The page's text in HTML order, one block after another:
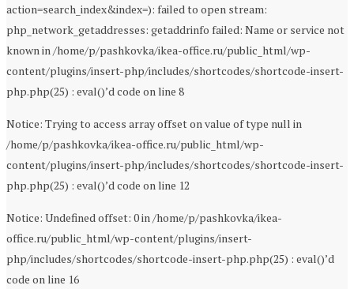
action=search_index&index=): failed to open stream:
php_network_getaddresses: getaddrinfo failed: Name or service not
known in /home/p/pashkovka/ikea-office.ru/public_html/wp-
content/plugins/insert-php/includes/shortcodes/shortcode-insert-
php.php(25) : eval()’d code on line 8
Notice: Trying to access array offset on value of type null in
/home/p/pashkovka/ikea-office.ru/public_html/wp-
content/plugins/insert-php/includes/shortcodes/shortcode-insert-
php.php(25) : eval()’d code on line 12
Notice: Undefined offset: 0 in /home/p/pashkovka/ikea-
office.ru/public_html/wp-content/plugins/insert-
php/includes/shortcodes/shortcode-insert-php.php(25) : eval()’d
code on line 16